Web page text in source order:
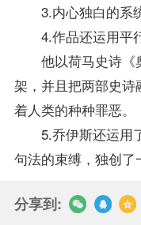
3.内心独白的系统
4.作品还运用平行
他以荷马史诗《
架，并且把两部史
着人类的种种罪恶。
5.乔伊斯还运用
句法的束缚，独创了
分享到: